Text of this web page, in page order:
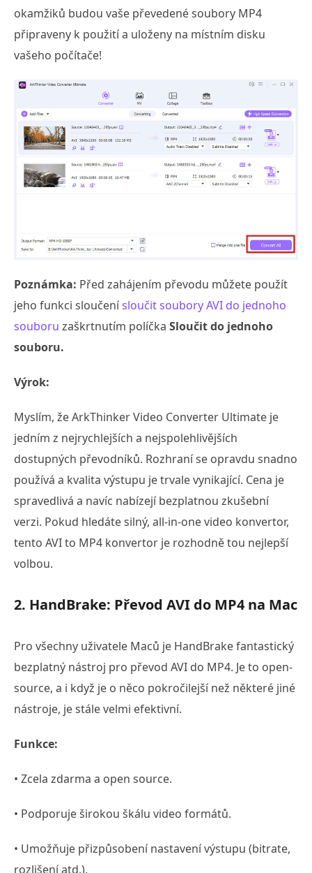
okamžiků budou vaše převedené soubory MP4
připraveny k použití a uloženy na místním disku
vašeho počítače!
Poznámka: Před zahájením převodu můžete použít
jeho funkci sloučenísloučit soubory AVI do jednoho
souboru zaškrtnutím políčka Sloučit do jednoho
souboru.
Výrok:
Myslím, že ArkThinker Video Converter Ultimate je
jedním z nejrychlejších a nejspolehlivějších
dostupných převodníků. Rozhraní se opravdu snadno
používá a kvalita výstupu je trvale vynikající. Cena je
spravedlivá a navíc nabízejí bezplatnou zkušební
verzi. Pokud hledáte silný, all-in-one video konvertor,
tento AVI to MP4 konvertor je rozhodně tou nejlepší
volbou.
2. HandBrake: Převod AVI do MP4 na Mac
Pro všechny uživatele Maců je HandBrake fantastický
bezplatný nástroj pro převod AVI do MP4. Je to open-
source, a i když je o něco pokročilejší než některé jiné
nástroje, je stále velmi efektivní.
Funkce:
• Zcela zdarma a open source.
• Podporuje širokou škálu video formátů.
• Umožňuje přizpůsobení nastavení výstupu (bitrate,
rozlišení atd.).